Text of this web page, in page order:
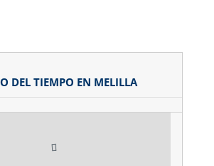
DEL TIEMPO EN MELILLA